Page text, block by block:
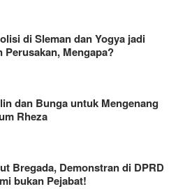
di Sleman dan Yogya jadi
Perusakan, Mengapa?
dan Bunga untuk Mengenang
Rheza
Bregada, Demonstran di DPRD
bukan Pejabat!